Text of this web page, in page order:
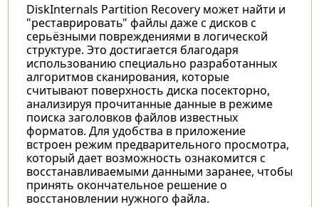
DiskInternals Partition Recovery может найти и
"реставрировать" файлы даже с дисков с
серьёзными повреждениями в логической
структуре. Это достигается благодаря
использованию специально разработанных
алгоритмов сканирования, которые
считывают поверхность диска посекторно,
анализируя прочитанные данные в режиме
поиска заголовков файлов известных
форматов. Для удобства в приложение
встроен режим предварительного просмотра,
который дает возможность ознакомится с
восстанавливаемыми данными заранее, чтобы
принять окончательное решение о
восстановлении нужного файла.